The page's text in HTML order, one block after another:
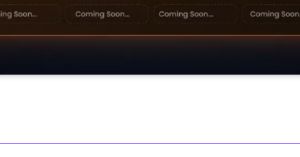
Szerződések Modul
Pénzügyi modulban.